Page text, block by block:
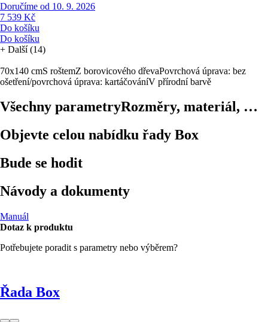
Doručíme od 10. 9. 2026
7 539 Kč
Do košíku
Do košíku
+ Další (14)
70x140 cmS roštemZ borovicového dřevaPovrchová úprava: bez
ošetření/povrchová úprava: kartáčováníV přírodní barvě
Všechny parametryRozměry, materiál, …
Objevte celou nabídku řady Box
Bude se hodit
Návody a dokumenty
Manuál
Dotaz k produktu
Potřebujete poradit s parametry nebo výběrem?
Řada Box